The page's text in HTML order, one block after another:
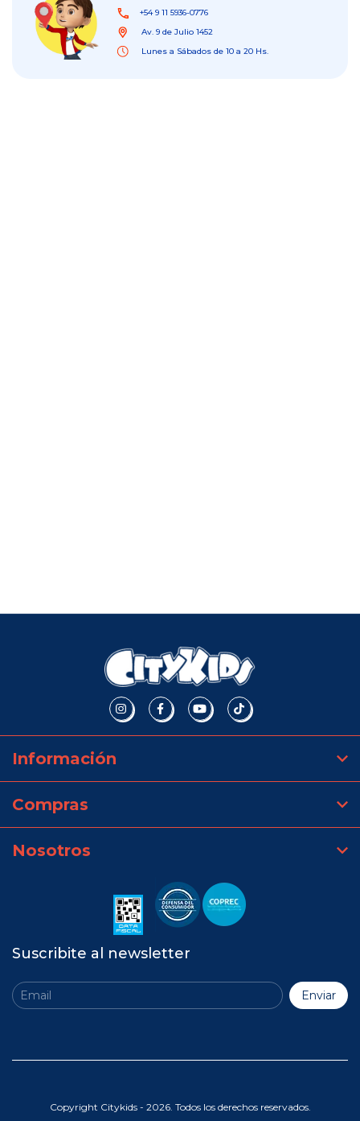
+54 9 11 5936-0776
Av. 9 de Julio 1452
Lunes a Sábados de 10 a 20 Hs.
Información
Compras
Nosotros
Suscribite al newsletter
Copyright Citykids - 2026. Todos los derechos reservados.